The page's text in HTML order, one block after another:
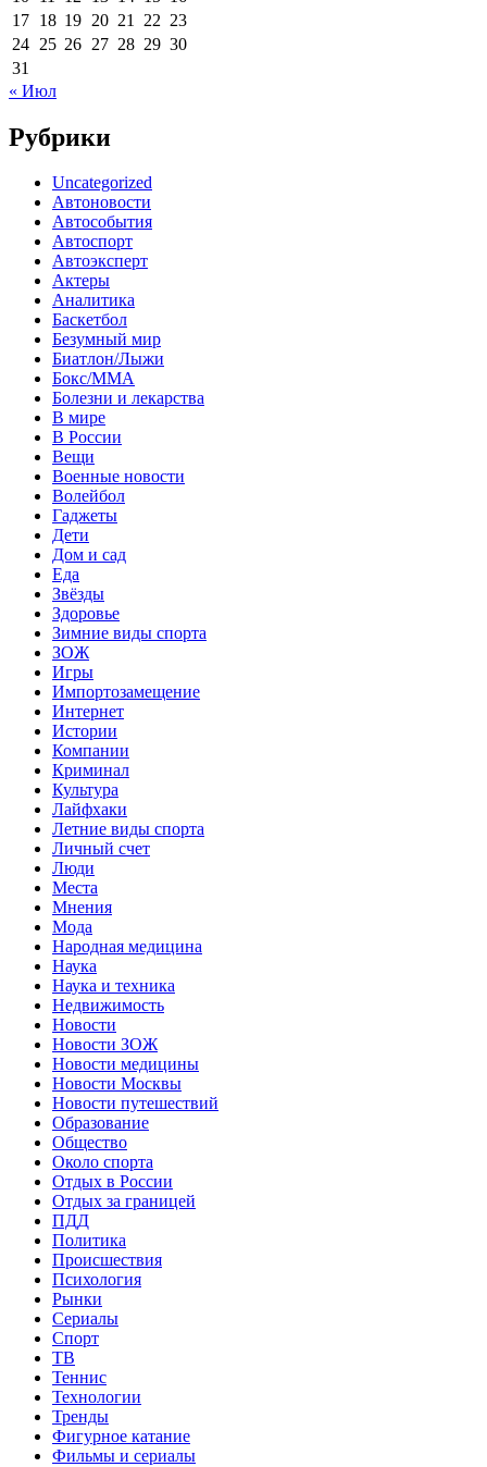
17 18 19 20 21 22 23
24 25 26 27 28 29 30
31
« Июл
Рубрики
Uncategorized
Автоновости
Автособытия
Автоспорт
Автоэксперт
Актеры
Аналитика
Баскетбол
Безумный мир
Биатлон/Лыжи
Бокс/MMA
Болезни и лекарства
В мире
В России
Вещи
Военные новости
Волейбол
Гаджеты
Дети
Дом и сад
Еда
Звёзды
Здоровье
Зимние виды спорта
ЗОЖ
Игры
Импортозамещение
Интернет
Истории
Компании
Криминал
Культура
Лайфхаки
Летние виды спорта
Личный счет
Люди
Места
Мнения
Мода
Народная медицина
Наука
Наука и техника
Недвижимость
Новости
Новости ЗОЖ
Новости медицины
Новости Москвы
Новости путешествий
Образование
Общество
Около спорта
Отдых в России
Отдых за границей
ПДД
Политика
Происшествия
Психология
Рынки
Сериалы
Спорт
ТВ
Теннис
Технологии
Тренды
Фигурное катание
Фильмы и сериалы